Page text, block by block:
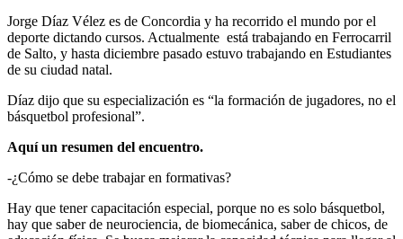
Jorge Díaz Vélez es de Concordia y ha recorrido el mundo por el
deporte dictando cursos. Actualmente está trabajando en Ferrocarril
de Salto, y hasta diciembre pasado estuvo trabajando en Estudiantes
de su ciudad natal.
Díaz dijo que su especialización es “la formación de jugadores, no el
básquetbol profesional”.
Aquí un resumen del encuentro.
-¿Cómo se debe trabajar en formativas?
Hay que tener capacitación especial, porque no es solo básquetbol,
hay que saber de neurociencia, de biomecánica, saber de chicos, de